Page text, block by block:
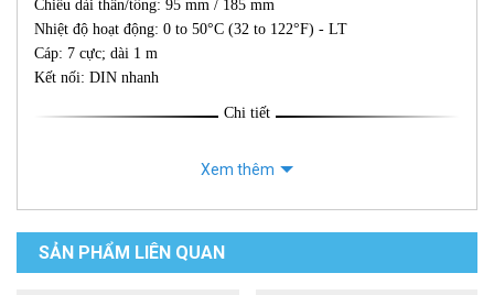
Chiều dài thân/tổng: 95 mm / 185 mm
Nhiệt độ hoạt động: 0 to 50°C (32 to 122°F) - LT
Cáp: 7 cực; dài 1 m
Kết nối: DIN nhanh
Chi tiết
Xem thêm
SẢN PHẨM LIÊN QUAN